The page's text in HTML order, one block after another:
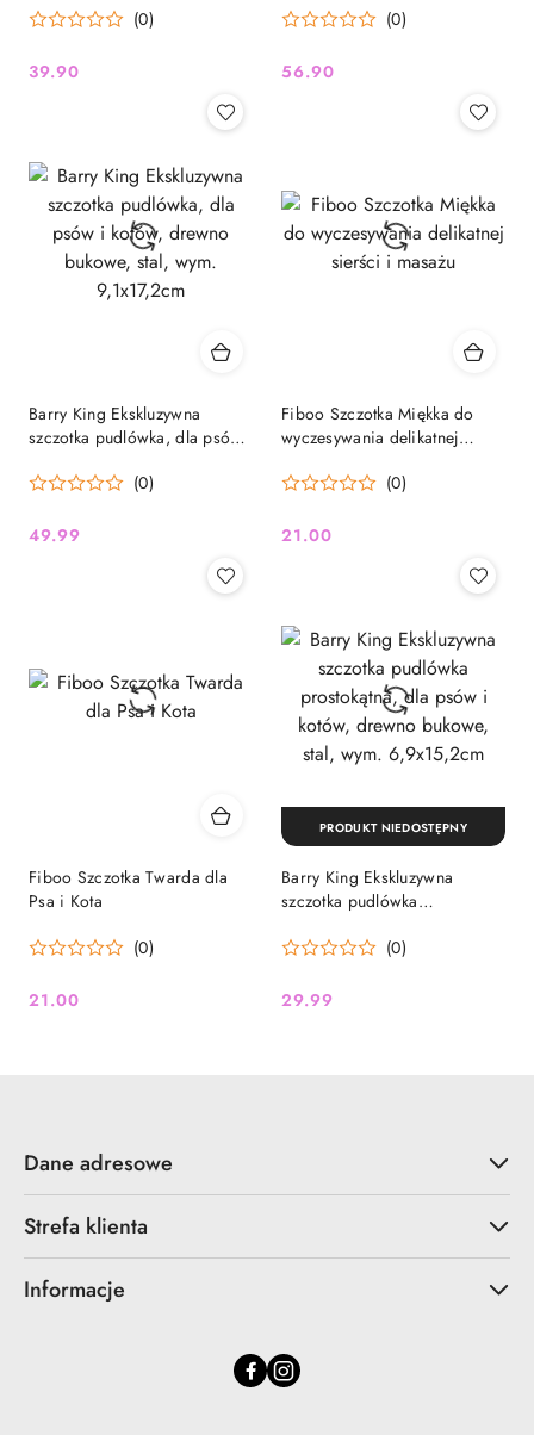
kotów, drewno bukowe, stal,
(0)
Cena:
39.90
średnica 9,2cm(0)
Cena:
56.90
Barry King Ekskluzywna
szczotka pudlówka, dla psów
wym. 9,1x17,2cm
(0)
Cena:
49.99
Fiboo Szczotka Miękka do
wyczesywania delikatnej
(0)
Cena:
21.00
Fiboo Szczotka Twarda dla
Psa i Kota
(0)
Cena:
21.00
Barry King Ekskluzywna
szczotka pudlówka
kotów, drewno bukowe, stal,
(0)
Cena:
29.99
PRODUKT NIEDOSTĘPNY
Dane adresowe
Strefa klienta
Informacje